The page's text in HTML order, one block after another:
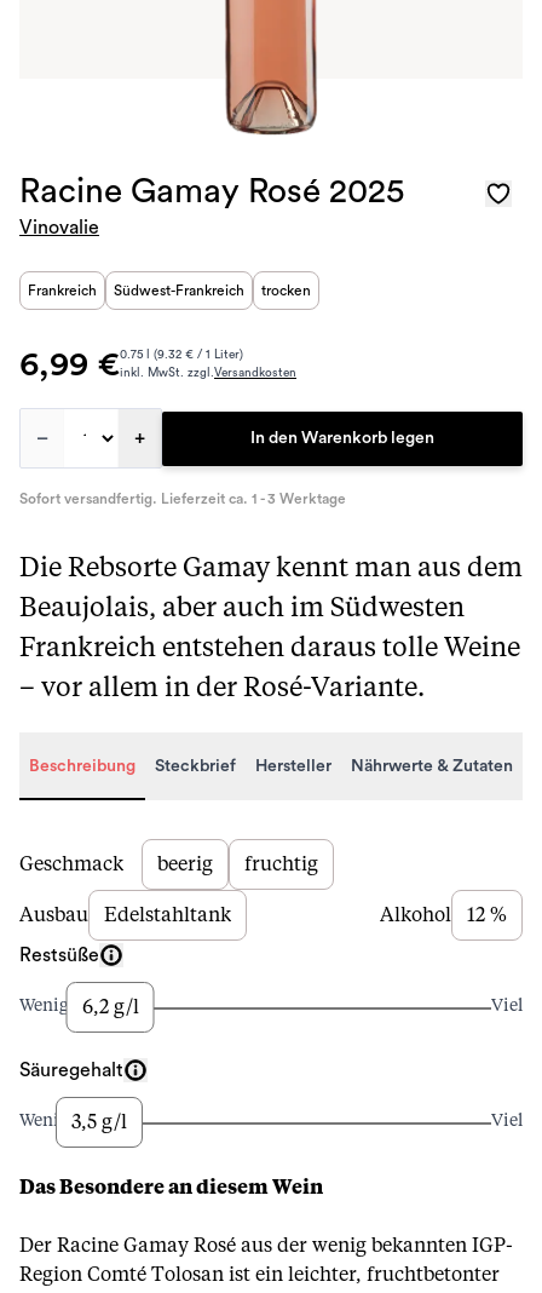
Racine Gamay Rosé 2025
Vinovalie
Frankreich Südwest-Frankreich trocken
6,99 €0.75 l (9.32 € / 1 Liter)
inkl. MwSt. zzgl.Versandkosten
– + In den Warenkorb legen
Sofort versandfertig. Lieferzeit ca. 1 - 3 Werktage
Die Rebsorte Gamay kennt man aus dem
Beaujolais, aber auch im Südwesten
Frankreich entstehen daraus tolle Weine
– vor allem in der Rosé-Variante.
Beschreibung Steckbrief Hersteller Nährwerte & Zutaten
Beschreibung
Geschmack beerig fruchtig
Ausbau Edelstahltank Alkohol 12 %
Restsüße
Wenig 6,2 g/l Viel
Säuregehalt
Wenig 3,5 g/l Viel
Das Besondere an diesem Wein
Der Racine Gamay Rosé aus der wenig bekannten IGP-
Region Comté Tolosan ist ein leichter, fruchtbetonter